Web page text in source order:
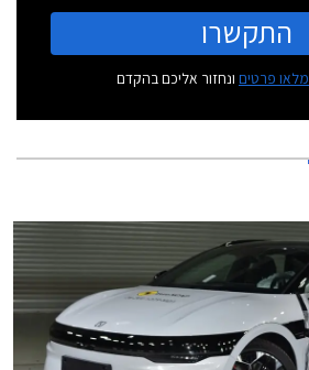
התקשרו
מלאו פרטים ונחזור אליכם בהקדם